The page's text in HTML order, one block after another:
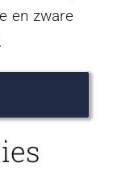
en zware